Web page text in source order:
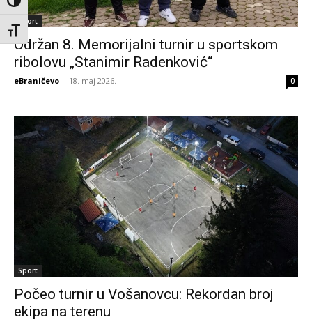
Toggle High Contrast
Toggle Font size
Sport
Održan 8. Memorijalni turnir u sportskom
ribolovu „Stanimir Radenković“
eBraničevo - 18. maj 2026. 0
Sport
Počeo turnir u Vošanovcu: Rekordan broj
ekipa na terenu